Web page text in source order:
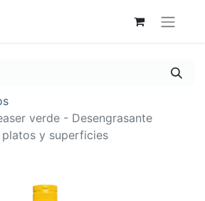
verde - Desengrasante
y superficies